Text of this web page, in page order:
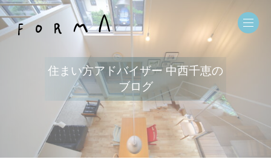
住まい方アドバイザー 中西千恵の
ブログ